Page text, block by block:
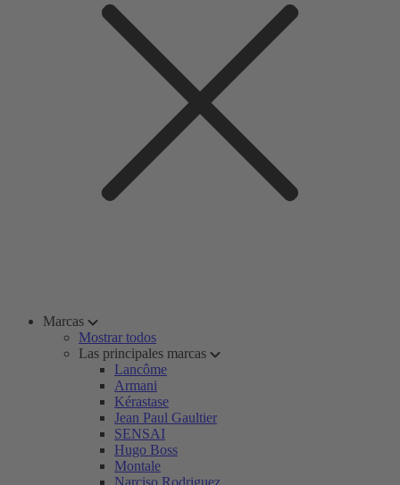
Marcas
Mostrar todos
Las principales marcas
Lancôme
Armani
Kérastase
Jean Paul Gaultier
SENSAI
Hugo Boss
Montale
Narciso Rodriguez